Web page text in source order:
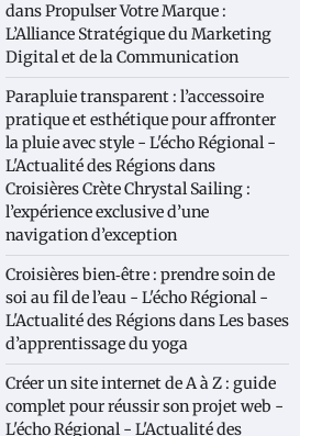
dansPropulser Votre Marque :
L’Alliance Stratégique du Marketing
Digital et de la Communication
Parapluie transparent : l’accessoire
pratique et esthétique pour affronter
la pluie avec style - L'écho Régional -
L'Actualité des Régionsdans
Croisières Crète Chrystal Sailing :
l’expérience exclusive d’une
navigation d’exception
Croisières bien‑être : prendre soin de
soi au fil de l’eau - L'écho Régional -
L'Actualité des RégionsdansLes bases
d’apprentissage du yoga
Créer un site internet de A à Z : guide
complet pour réussir son projet web -
L'écho Régional - L'Actualité des